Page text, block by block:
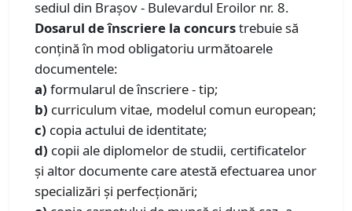
sediul din Braşov - Bulevardul Eroilor nr. 8.
Dosarul de înscriere la concurstrebuie să
conţină în mod obligatoriu următoarele
documentele:
a) formularul de înscriere - tip;
b) curriculum vitae, modelul comun european;
c) copia actului de identitate;
d) copii ale diplomelor de studii, certificatelor
şi altor documente care atestă efectuarea unor
specializări şi perfecţionări;